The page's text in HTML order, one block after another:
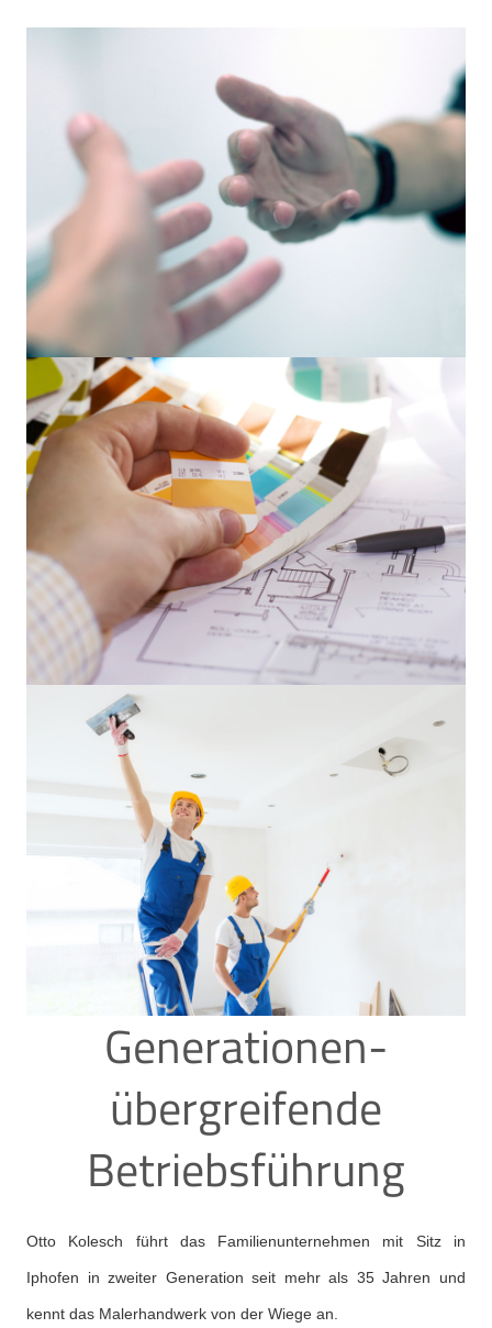
Generationen-
übergreifende
Betriebsführung
Otto Kolesch führt das Familienunternehmen mit Sitz in
Iphofen in zweiter Generation seit mehr als 35 Jahren und
kennt das Malerhandwerk von der Wiege an.